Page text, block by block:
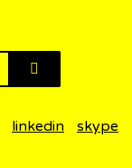
linkedin skype